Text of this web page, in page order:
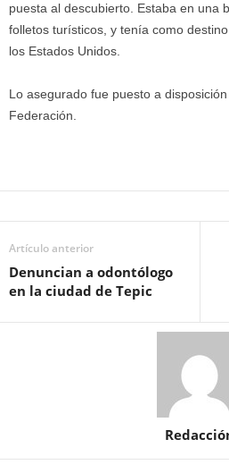
puesta al descubierto. Estaba en una
folletos turísticos, y tenía como
los Estados Unidos.
Lo asegurado fue puesto a
Federación.
Artículo anterior
Denuncian a odontólogo
en la ciudad de Tepic